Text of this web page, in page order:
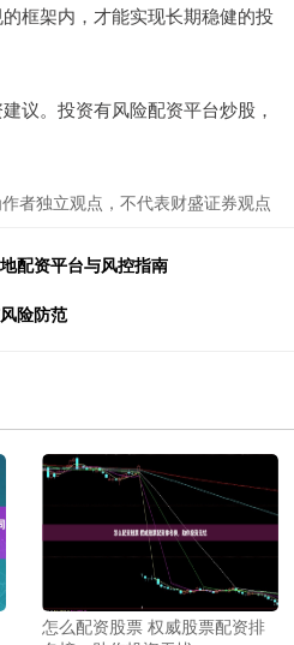
框架内，才能实现长期稳健的投
议。投资有风险配资平台炒股，
者独立观点，不代表财盛证券观点
配资平台与风控指南
险防范
怎么配资股票 权威股票配资排